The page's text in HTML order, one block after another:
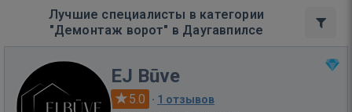
Лучшие специалисты в категории
"Демонтаж ворот" в Даугавпилсе
EJ Būve
5.0 · 1 отзывов